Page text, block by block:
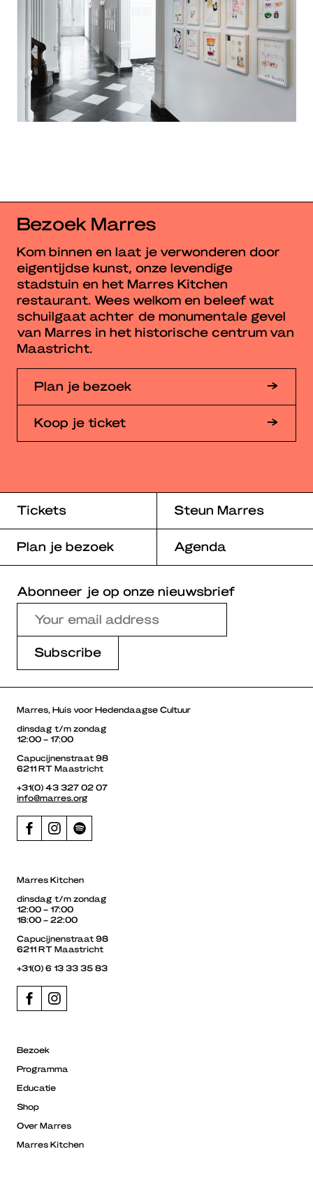
Bezoek Marres
Kom binnen en laat je verwonderen door
eigentijdse kunst, onze levendige
stadstuin en het Marres Kitchen
restaurant. Wees welkom en beleef wat
schuilgaat achter de monumentale gevel
van Marres in het historische centrum van
Maastricht.
Plan je bezoek
Koop je ticket
Tickets Steun Marres
Plan je bezoek Agenda
Abonneer je op onze nieuwsbrief
Marres, Huis voor Hedendaagse Cultuur
dinsdag t/m zondag
12:00 – 17:00
Capucijnenstraat 98
6211 RT Maastricht
+31(0) 43 327 02 07
info@marres.org
Marres Kitchen
dinsdag t/m zondag
12:00 – 17:00
18:00 – 22:00
Capucijnenstraat 98
6211 RT Maastricht
+31(0) 6 13 33 35 83
Bezoek
Programma
Educatie
Shop
Over Marres
Marres Kitchen